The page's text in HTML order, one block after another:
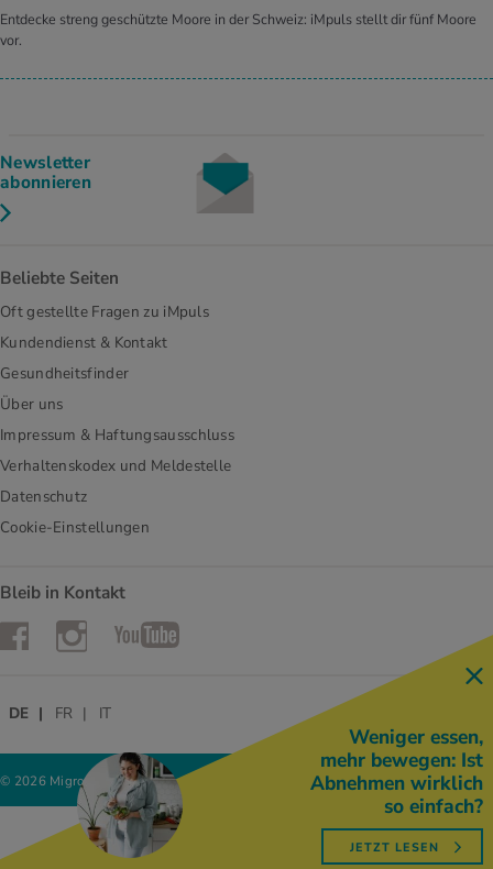
Entdecke streng geschützte Moore in der Schweiz: iMpuls stellt dir fünf Moore
vor.
Newsletter
abonnieren
Beliebte Seiten
Oft gestellte Fragen zu iMpuls
Kundendienst & Kontakt
Gesundheitsfinder
Über uns
Impressum & Haftungsausschluss
Verhaltenskodex und Meldestelle
Datenschutz
Cookie-Einstellungen
Bleib in Kontakt
FacebookInstagramYouTube
© 2026 Migros-Genossenschafts-Bund
DE FR IT
Weniger essen,
mehr bewegen: Ist
Abnehmen wirklich
so einfach?
JETZT LESEN